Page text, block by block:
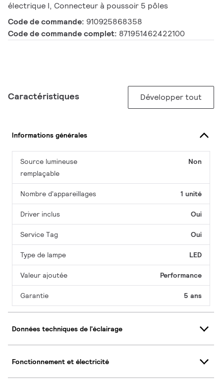
électrique I, Connecteur à poussoir 5 pôles
Code de commande: 910925868358
Code de commande complet: 871951462422100
Caractéristiques Développer tout
Informations générales
Source lumineuse
remplaçable
Non
Nombre d'appareillages 1 unité
Driver inclus Oui
Service Tag Oui
Type de lampe LED
Valeur ajoutée Performance
Garantie 5 ans
Données techniques de l'éclairage
Fonctionnement et électricité